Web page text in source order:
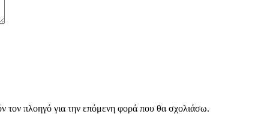
τον πλοηγό για την επόμενη φορά που θα σχολιάσω.